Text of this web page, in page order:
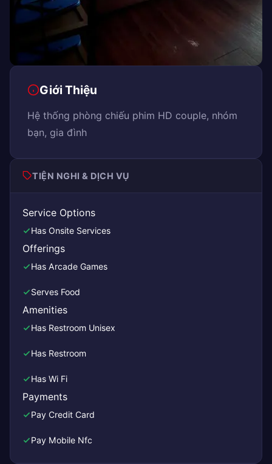
Giới Thiệu
Hệ thống phòng chiếu phim HD couple, nhóm
bạn, gia đình
TIỆN NGHI & DỊCH VỤ
Service Options
Has Onsite Services
Offerings
Has Arcade Games
Serves Food
Amenities
Has Restroom Unisex
Has Restroom
Has Wi Fi
Payments
Pay Credit Card
Pay Mobile Nfc